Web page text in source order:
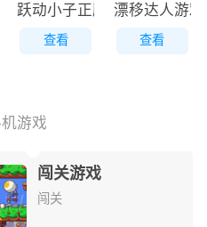
原版
跃动小子正版
查看
漂移达人游
查看
游戏
闯关游戏
闯关